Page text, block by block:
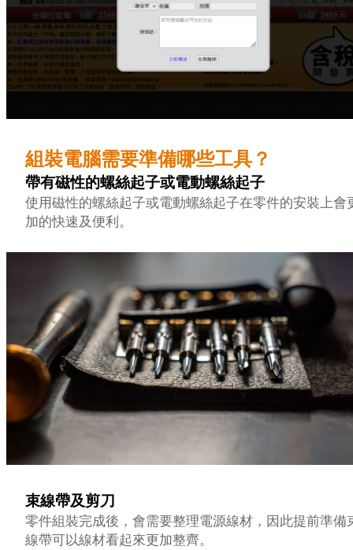
組裝電腦需要準備哪些工具？
帶有磁性的螺絲起子或電動螺絲起子
使用磁性的螺絲起子或電動螺絲起子在零件的安裝上會
加的快速及便利。
束線帶及剪刀
零件組裝完成後，會需要整理電源線材，因此提前準備
線帶可以線材看起來更加整齊。